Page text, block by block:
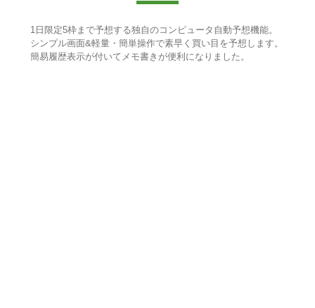
1日限定5枠まで予想する独自のコンピュータ自動予想機能。
シンプル画面&軽量・簡単操作で素早く買い目を予想します。
簡易履歴表示が付いてメモ書きが便利になりました。